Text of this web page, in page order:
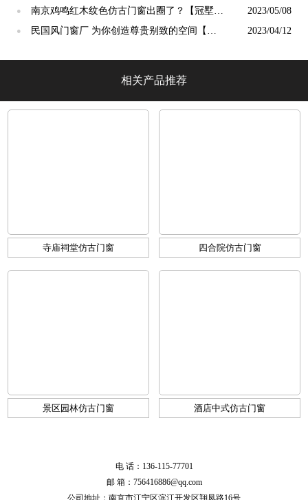
【冠墅阳光】
●
南京鸡鸣红木纹色仿古门窗出圈了？【冠墅阳
光】
2023/05/08
●
民国风门窗厂 为你创造尊贵别致的空间【冠
2023/04/12
相关产品推荐
寺庙祠堂仿古门窗 四合院仿古门窗
景区园林仿古门窗 酒店中式仿古门窗
电 话：136-115-77701
邮 箱：756416886@qq.com